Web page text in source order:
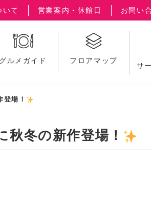
いて 営業案内・休館日 お問い
グルメガイド フロアマップ
サ
場！
秋冬の新作登場！